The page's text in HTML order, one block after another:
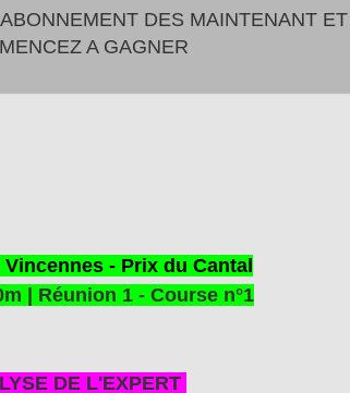
DES MAINTENANT ET
A GAGNER
Vincennes - Prix du Cantal
| Réunion 1 - Course n°1
DE L'EXPERT